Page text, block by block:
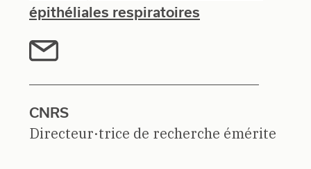
épithéliales respiratoires
CNRS
Directeur·trice de recherche émérite